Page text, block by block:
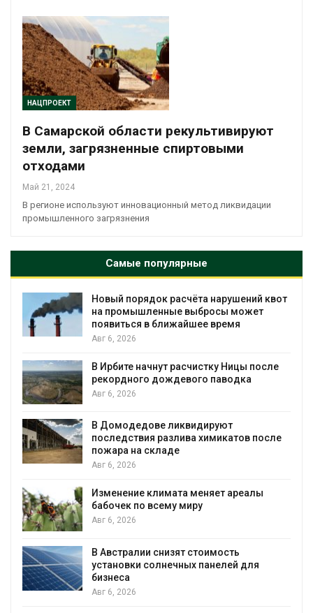
НАЦПРОЕКТ
В Самарской области рекультивируют
земли, загрязненные спиртовыми
отходами
Май 21, 2024
В регионе используют инновационный метод ликвидации
промышленного загрязнения
Самые популярные
Новый порядок расчёта нарушений квот
на промышленные выбросы может
появиться в ближайшее время
Авг 6, 2026
В Ирбите начнут расчистку Ницы после
рекордного дождевого паводка
Авг 6, 2026
В Домодедове ликвидируют
последствия разлива химикатов после
пожара на складе
Авг 6, 2026
Изменение климата меняет ареалы
бабочек по всему миру
Авг 6, 2026
В Австралии снизят стоимость
установки солнечных панелей для
бизнеса
Авг 6, 2026